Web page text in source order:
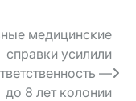
медицинские
справки усилили
—
до 8 лет колонии